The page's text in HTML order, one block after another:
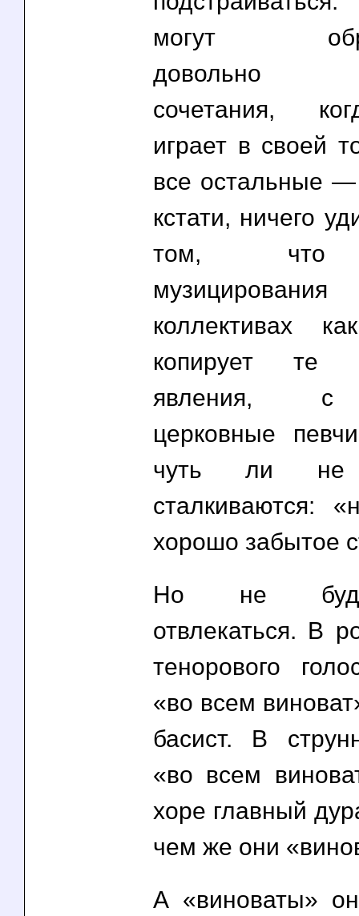
могут
довольно
сочетания,
играет в своей
все остальные
кстати, ничего
том, что
коллективах
копирует те
явления, с
церковные
чуть ли не
сталкиваются:
хорошо забытое
Но не
отвлекаться. В
тенорового
«во всем
басист. В
«во всем
хоре главный
чем же они
А «виноваты»